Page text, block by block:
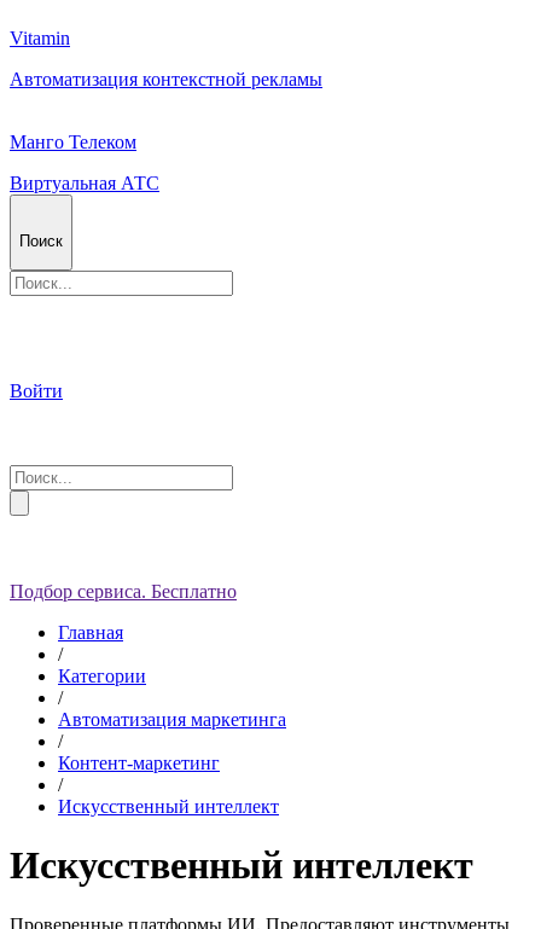
Vitamin
Автоматизация контекстной рекламы
Манго Телеком
Виртуальная АТС
Поиск
Войти
Подбор сервиса. Бесплатно
Главная
/
Категории
/
Автоматизация маркетинга
/
Контент-маркетинг
/
Искусственный интеллект
Искусственный интеллект
Проверенные платформы ИИ. Предоставляют инструменты